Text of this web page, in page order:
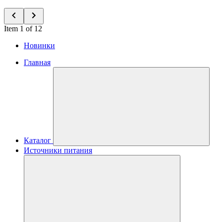
Item 1 of 12
Новинки
Главная
Каталог
Источники питания